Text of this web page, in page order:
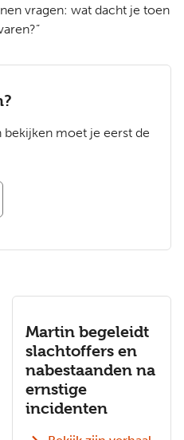
vragen: wat dacht je toen
moet je eerst de
Martin begeleidt
slachtoffers en
nabestaanden na
ernstige
incidenten